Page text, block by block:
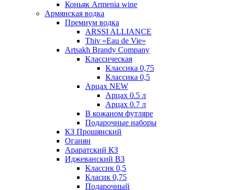
Коньяк Armenia wine
Армянская водка
Премиум водка
ARSSI ALLIANCE
Thiv «Eau de Vie»
Artsakh Brandy Company
Классическая
Классика 0,75
Классика 0,5
Арцах NEW
Арцах 0.5 л
Арцах 0.7 л
В кожаном футляре
Подарочные наборы
КЗ Прошянский
Оганян
Араратский КЗ
Иджеванский ВЗ
Классик 0,5
Класик 0,75
Подарочный